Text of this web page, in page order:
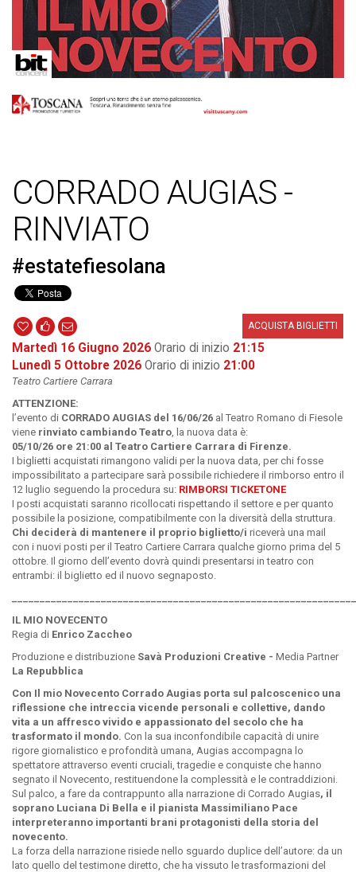
CORRADO AUGIAS -
RINVIATO
#estatefiesolana
ACQUISTA BIGLIETTI
Martedì 16 Giugno 2026 Orario di inizio 21:15
Lunedì 5 Ottobre 2026 Orario di inizio 21:00
Teatro Cartiere Carrara
ATTENZIONE:
l’evento di CORRADO AUGIAS del 16/06/26 al Teatro Romano di Fiesole
viene rinviato cambiando Teatro, la nuova data è:
05/10/26 ore 21:00 al Teatro Cartiere Carrara di Firenze.
I biglietti acquistati rimangono validi per la nuova data, per chi fosse
impossibilitato a partecipare sarà possibile richiedere il rimborso entro il
12 luglio seguendo la procedura su: RIMBORSI TICKETONE
I posti acquistati saranno ricollocati rispettando il settore e per quanto
possibile la posizione, compatibilmente con la diversità della struttura.
Chi deciderà di mantenere il proprio biglietto/i riceverà una mail
con i nuovi posti per il Teatro Cartiere Carrara qualche giorno prima del 5
ottobre. Il giorno dell’evento dovrà quindi presentarsi in teatro con
entrambi: il biglietto ed il nuovo segnaposto.
IL MIO NOVECENTO
Regia di Enrico Zaccheo
Produzione e distribuzione Savà Produzioni Creative - Media Partner
La Repubblica
Con Il mio Novecento Corrado Augias porta sul palcoscenico una
riflessione che intreccia vicende personali e collettive, dando
vita a un affresco vivido e appassionato del secolo che ha
trasformato il mondo. Con la sua inconfondibile capacità di unire
rigore giornalistico e profondità umana, Augias accompagna lo
spettatore attraverso eventi cruciali, tragedie e conquiste che hanno
segnato il Novecento, restituendone la complessità e le contraddizioni.
Sul palco, a fare da contrappunto alla narrazione di Corrado Augias, il
soprano Luciana Di Bella e il pianista Massimiliano Pace
interpreteranno importanti brani protagonisti della storia del
novecento.
La forza della narrazione risiede nello sguardo duplice dell’autore: da un
lato quello del testimone diretto, che ha vissuto le trasformazioni del